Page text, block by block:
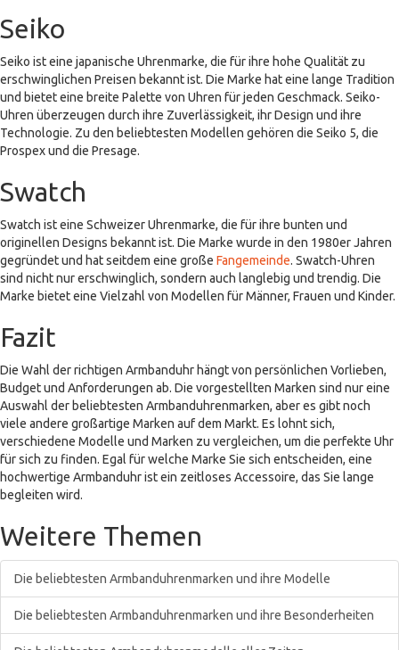
Seiko
Seiko ist eine japanische Uhrenmarke, die für ihre hohe Qualität zu
erschwinglichen Preisen bekannt ist. Die Marke hat eine lange Tradition
und bietet eine breite Palette von Uhren für jeden Geschmack. Seiko-
Uhren überzeugen durch ihre Zuverlässigkeit, ihr Design und ihre
Technologie. Zu den beliebtesten Modellen gehören die Seiko 5, die
Prospex und die Presage.
Swatch
Swatch ist eine Schweizer Uhrenmarke, die für ihre bunten und
originellen Designs bekannt ist. Die Marke wurde in den 1980er Jahren
gegründet und hat seitdem eine große Fangemeinde. Swatch-Uhren
sind nicht nur erschwinglich, sondern auch langlebig und trendig. Die
Marke bietet eine Vielzahl von Modellen für Männer, Frauen und Kinder.
Fazit
Die Wahl der richtigen Armbanduhr hängt von persönlichen Vorlieben,
Budget und Anforderungen ab. Die vorgestellten Marken sind nur eine
Auswahl der beliebtesten Armbanduhrenmarken, aber es gibt noch
viele andere großartige Marken auf dem Markt. Es lohnt sich,
verschiedene Modelle und Marken zu vergleichen, um die perfekte Uhr
für sich zu finden. Egal für welche Marke Sie sich entscheiden, eine
hochwertige Armbanduhr ist ein zeitloses Accessoire, das Sie lange
begleiten wird.
Weitere Themen
Die beliebtesten Armbanduhrenmarken und ihre Modelle
Die beliebtesten Armbanduhrenmarken und ihre Besonderheiten